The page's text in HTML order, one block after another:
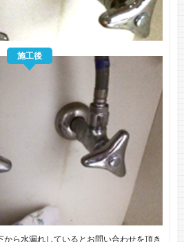
施工後
から水漏れしているとお問い合わせを頂き